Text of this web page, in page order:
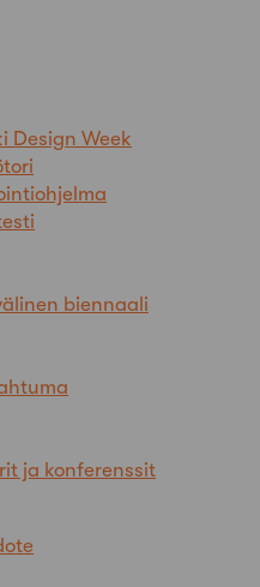
Design Week
biennaali
ja konferenssit